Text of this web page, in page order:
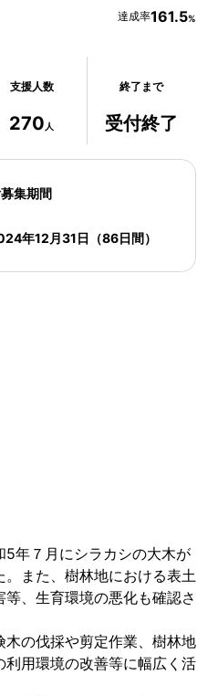
達成率161.5%
支援人数
270 人
終了まで
受付終了
集期間
年12月31日 （86日間）
年７月にシラカシの大木が
また、樹林地における表土
、生育環境の悪化も確認さ
の伐採や剪定作業、樹林地
用環境の改善等に幅広く活